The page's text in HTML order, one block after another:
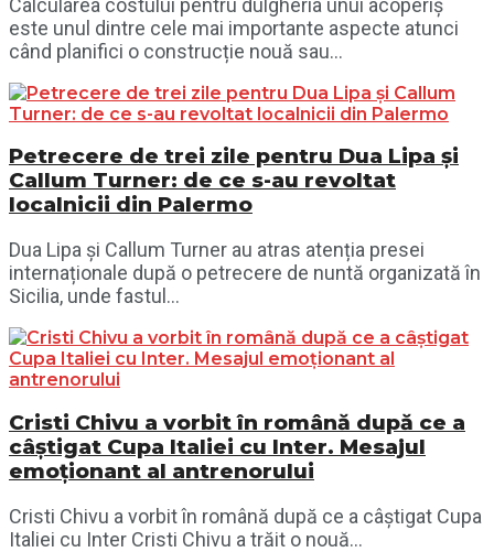
Calcularea costului pentru dulgheria unui acoperiș
este unul dintre cele mai importante aspecte atunci
când planifici o construcție nouă sau...
Petrecere de trei zile pentru Dua Lipa și
Callum Turner: de ce s-au revoltat
localnicii din Palermo
Dua Lipa și Callum Turner au atras atenția presei
internaționale după o petrecere de nuntă organizată în
Sicilia, unde fastul...
Cristi Chivu a vorbit în română după ce a
câștigat Cupa Italiei cu Inter. Mesajul
emoționant al antrenorului
Cristi Chivu a vorbit în română după ce a câștigat Cupa
Italiei cu Inter Cristi Chivu a trăit o nouă...